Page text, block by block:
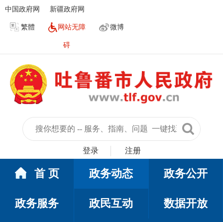
中国政府网 新疆政府网
繁體 网站无障
碍
微博
登录 注册
首 页 政务动态 政务公开
政务服务 政民互动 数据开放